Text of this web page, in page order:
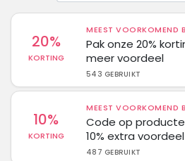
20%
KORTING
MEEST VOORKOMEND
Pak onze 20%
meer voordeel
543 GEBRUIKT
10%
KORTING
MEEST VOORKOMEND
Code op
10% extra voordeel
487 GEBRUIKT